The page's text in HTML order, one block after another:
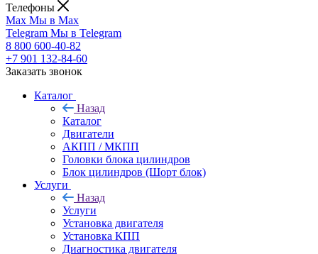
Телефоны
Max Мы в Max
Telegram Мы в Telegram
8 800 600-40-82
+7 901 132-84-60
Заказать звонок
Каталог
Назад
Каталог
Двигатели
АКПП / МКПП
Головки блока цилиндров
Блок цилиндров (Шорт блок)
Услуги
Назад
Услуги
Установка двигателя
Установка КПП
Диагностика двигателя